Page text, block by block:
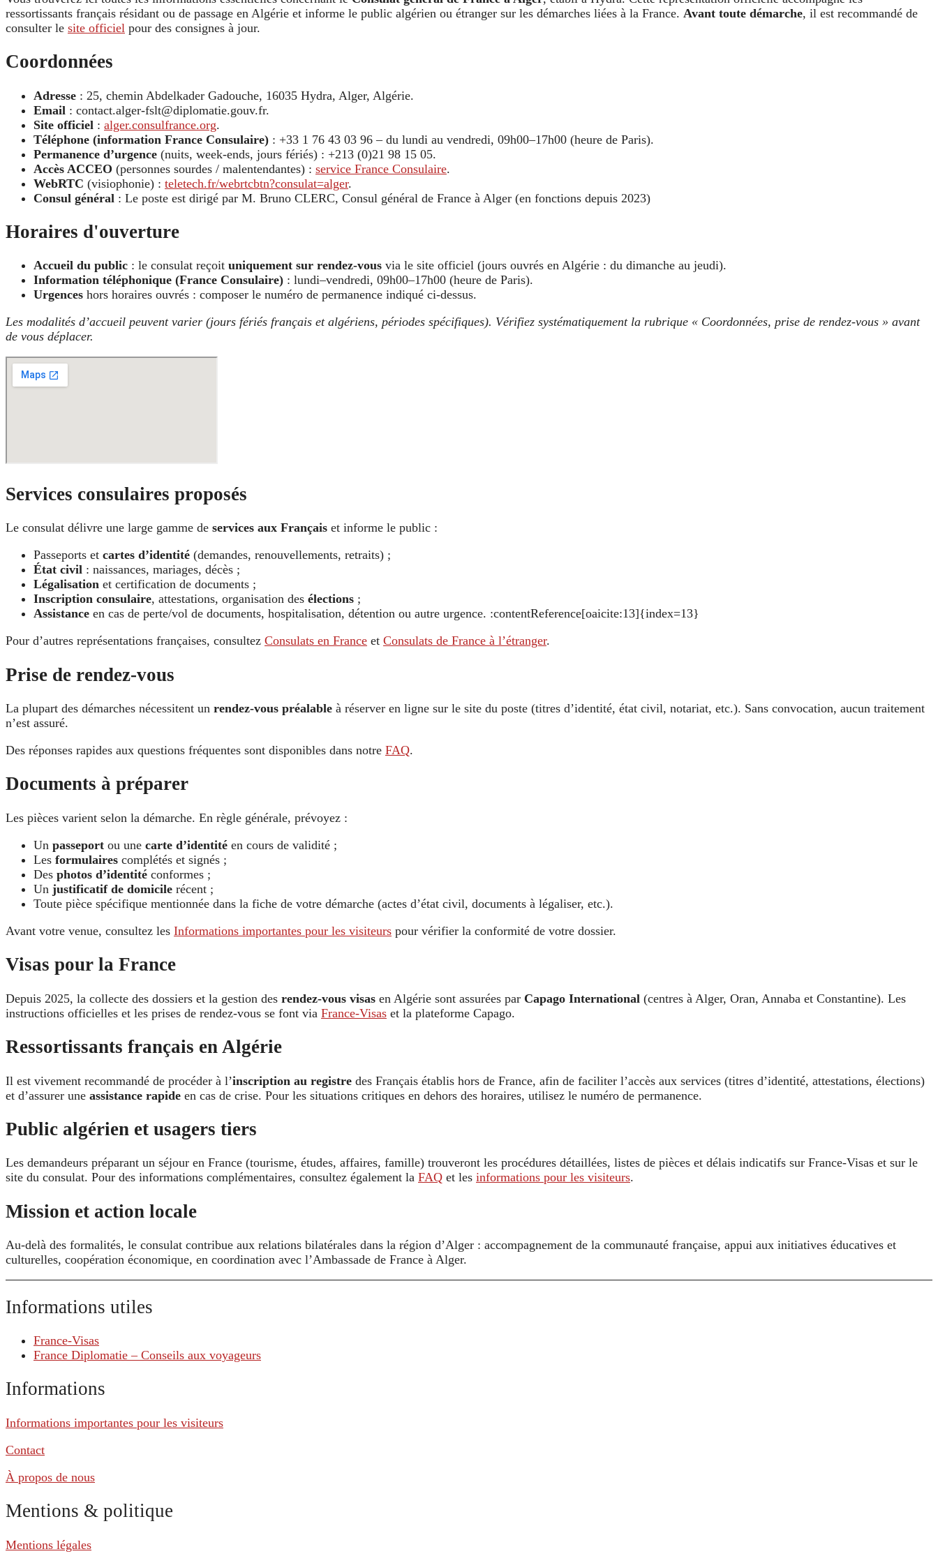
ressortissants français résidant ou de passage en Algérie et informe le public algérien ou étranger sur les démarches liées à la France. Avant toute démarche, il est recommandé de
consulter le site officiel pour des consignes à jour.
Coordonnées
Adresse : 25, chemin Abdelkader Gadouche, 16035 Hydra, Alger, Algérie.
Email : contact.alger-fslt@diplomatie.gouv.fr.
Site officiel : alger.consulfrance.org.
Téléphone (information France Consulaire) : +33 1 76 43 03 96 – du lundi au vendredi, 09h00–17h00 (heure de Paris).
Permanence d’urgence (nuits, week-ends, jours fériés) : +213 (0)21 98 15 05.
Accès ACCEO (personnes sourdes / malentendantes) : service France Consulaire.
WebRTC (visiophonie) : teletech.fr/webrtcbtn?consulat=alger.
Consul général : Le poste est dirigé par M. Bruno CLERC, Consul général de France à Alger (en fonctions depuis 2023)
Horaires d'ouverture
Accueil du public : le consulat reçoit uniquement sur rendez-vous via le site officiel (jours ouvrés en Algérie : du dimanche au jeudi).
Information téléphonique (France Consulaire) : lundi–vendredi, 09h00–17h00 (heure de Paris).
Urgences hors horaires ouvrés : composer le numéro de permanence indiqué ci-dessus.
Les modalités d’accueil peuvent varier (jours fériés français et algériens, périodes spécifiques). Vérifiez systématiquement la rubrique « Coordonnées, prise de rendez-vous » avant
de vous déplacer.
Services consulaires proposés
Le consulat délivre une large gamme de services aux Français et informe le public :
Passeports et cartes d’identité (demandes, renouvellements, retraits) ;
État civil : naissances, mariages, décès ;
Légalisation et certification de documents ;
Inscription consulaire, attestations, organisation des élections ;
Assistance en cas de perte/vol de documents, hospitalisation, détention ou autre urgence. :contentReference[oaicite:13]{index=13}
Pour d’autres représentations françaises, consultez Consulats en France et Consulats de France à l’étranger.
Prise de rendez-vous
La plupart des démarches nécessitent un rendez-vous préalable à réserver en ligne sur le site du poste (titres d’identité, état civil, notariat, etc.). Sans convocation, aucun traitement
n’est assuré.
Des réponses rapides aux questions fréquentes sont disponibles dans notre FAQ.
Documents à préparer
Les pièces varient selon la démarche. En règle générale, prévoyez :
Un passeport ou une carte d’identité en cours de validité ;
Les formulaires complétés et signés ;
Des photos d’identité conformes ;
Un justificatif de domicile récent ;
Toute pièce spécifique mentionnée dans la fiche de votre démarche (actes d’état civil, documents à légaliser, etc.).
Avant votre venue, consultez les Informations importantes pour les visiteurs pour vérifier la conformité de votre dossier.
Visas pour la France
Depuis 2025, la collecte des dossiers et la gestion des rendez-vous visas en Algérie sont assurées par Capago International (centres à Alger, Oran, Annaba et Constantine). Les
instructions officielles et les prises de rendez-vous se font via France-Visas et la plateforme Capago.
Ressortissants français en Algérie
Il est vivement recommandé de procéder à l’inscription au registre des Français établis hors de France, afin de faciliter l’accès aux services (titres d’identité, attestations, élections)
et d’assurer une assistance rapide en cas de crise. Pour les situations critiques en dehors des horaires, utilisez le numéro de permanence.
Public algérien et usagers tiers
Les demandeurs préparant un séjour en France (tourisme, études, affaires, famille) trouveront les procédures détaillées, listes de pièces et délais indicatifs sur France-Visas et sur le
site du consulat. Pour des informations complémentaires, consultez également la FAQ et les informations pour les visiteurs.
Mission et action locale
Au-delà des formalités, le consulat contribue aux relations bilatérales dans la région d’Alger : accompagnement de la communauté française, appui aux initiatives éducatives et
culturelles, coopération économique, en coordination avec l’Ambassade de France à Alger.
Informations utiles
France-Visas
France Diplomatie – Conseils aux voyageurs
Informations
Informations importantes pour les visiteurs
Contact
À propos de nous
Mentions & politique
Mentions légales